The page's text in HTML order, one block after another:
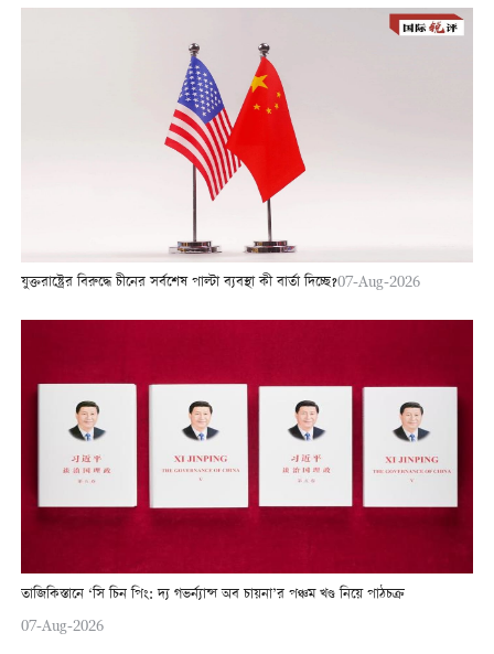
যুক্তরাষ্ট্রের বিরুদ্ধে চীনের সর্বশেষ পাল্টা ব্যবস্থা কী বার্তা দিচ্ছে?07-Aug-2026
তাজিকিস্তানে ‘সি চিন পিং: দ্য গভর্ন্যান্স অব চায়না’র পঞ্চম খণ্ড নিয়ে পাঠচক্র
07-Aug-2026